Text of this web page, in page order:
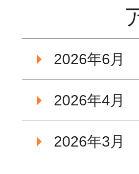
2026年6月
2026年4月
2026年3月